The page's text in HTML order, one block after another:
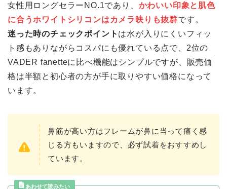
女性用ロングセラーNO.1であり、 かわいい印象と 肌色
に合うホワイトシリコンは カメラ映りも抜群です。
迷った時のチェックポイント は水が入りにくいフィッ
ト感もありながらコスパにも優れている点で、2位の
VADER fanetteに比べ機能はシンプルですが、販売価
格は半額と初心者の方が手に取りやすい価格になって
います。
鼻筋が高い方はフレームが鼻に当って痛く感
じる方もいますので、必ず試着をおすすめし
ています。